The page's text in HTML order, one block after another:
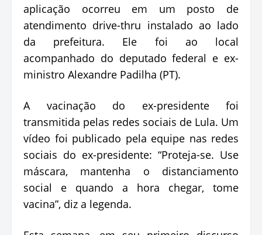
aplicação ocorreu em um posto de
atendimento drive-thru instalado ao lado
da prefeitura. Ele foi ao local
acompanhado do deputado federal e ex-
ministro Alexandre Padilha (PT).
A vacinação do ex-presidente foi
transmitida pelas redes sociais de Lula. Um
vídeo foi publicado pela equipe nas redes
sociais do ex-presidente: “Proteja-se. Use
máscara, mantenha o distanciamento
social e quando a hora chegar, tome
vacina”, diz a legenda.